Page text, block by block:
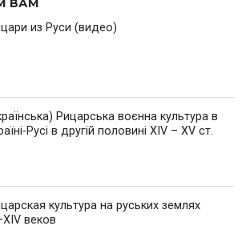
ВАМ
из Руси (видео)
Рицарська воєнна культура в
Русі в другій половині XIV – XV ст.
культура на руських землях
веков